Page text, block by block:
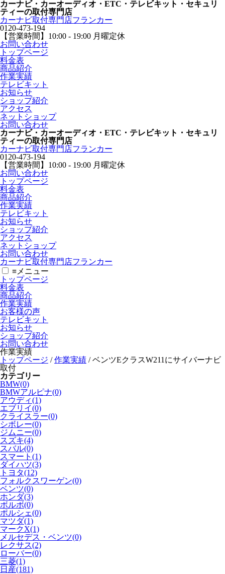
カーナビ・カーオーディオ・ETC・テレビキット・セキュリ
ティーの取付専門店
カーナビ取付専⾨店フランカー
0120-473-194
【営業時間】 10:00 - 19:00 月曜定休
お問い合わせ
トップページ
料金表
商品紹介
作業実績
テレビキット
お知らせ
ショップ紹介
アクセス
ネットショップ
お問い合わせ
カーナビ・カーオーディオ・ETC・テレビキット・セキュリ
ティーの取付専門店
カーナビ取付専⾨店フランカー
0120-473-194
【営業時間】 10:00 - 19:00 月曜定休
お問い合わせ
トップページ
料金表
商品紹介
作業実績
テレビキット
お知らせ
ショップ紹介
アクセス
ネットショップ
お問い合わせ
カーナビ取付専⾨店フランカー
≡ メニュー
トップページ
料金表
商品紹介
作業実績
お客様の声
テレビキット
お知らせ
ショップ紹介
お問い合わせ
作業実績
トップページ /作業実績 /ベンツEクラスW211にサイバーナビ
取付
カテゴリー
BMW(0)
BMWアルピナ(0)
アウディ(1)
エブリイ(0)
クライスラー(0)
シボレー(0)
ジムニー(0)
スズキ(4)
スバル(0)
スマート(1)
ダイハツ(3)
トヨタ(12)
フォルクスワーゲン(0)
ベンツ(0)
ホンダ(3)
ボルボ(0)
ポルシェ(0)
マツダ(1)
マークX(1)
メルセデス・ベンツ(0)
レクサス(2)
ローバー(0)
三菱(1)
日産(181)